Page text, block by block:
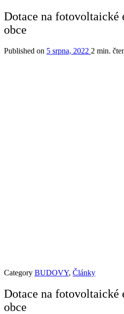
Dotace na fotovoltaické
obce
Published on 5 srpna, 2022 2 min.
Category BUDOVY, Články
Dotace na fotovoltaické
obce